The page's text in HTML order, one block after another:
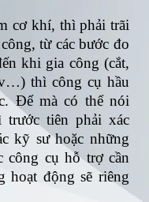
cơ khí, thì phải trãi
từ các bước đo
khi gia công (cắt,
thì công cụ hầu
Để mà có thể nói
tiên phải xác
kỹ sư hoặc những
công cụ hỗ trợ cần
động sẽ riêng